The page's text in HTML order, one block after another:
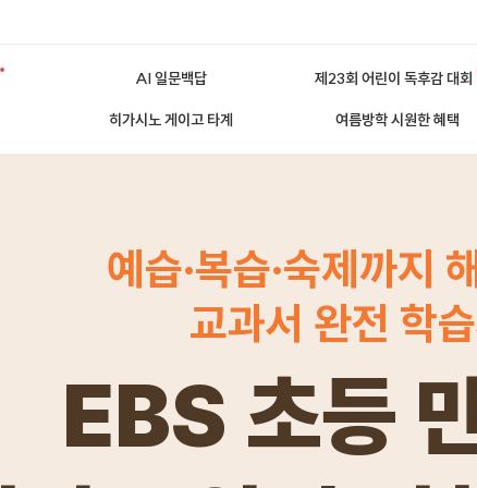
AI 일문백답 제23회 어린이 독후감 대회
히가시노 게이고 타계 여름방학 시원한 혜택
예습·복습·숙제까지
교과서 완전 학
EBS 초등